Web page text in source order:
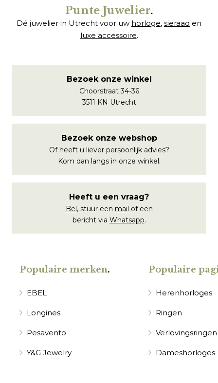
Punte Juwelier.
Dé juwelier in Utrecht voor uw horloge, sieraad en
luxe accessoire.
Bezoek onze winkel
Choorstraat 34-36
3511 KN Utrecht
Bezoek onze webshop
Of heeft u liever persoonlijk advies?
Kom dan langs in onze winkel.
Heeft u een vraag?
Bel, stuur een mail of een
bericht via Whatsapp.
Populaire merken.
EBEL
Longines
Pesavento
Y&G Jewelry
Populaire
Herenhorloges
Ringen
Verlovingsringen
Dameshorloges